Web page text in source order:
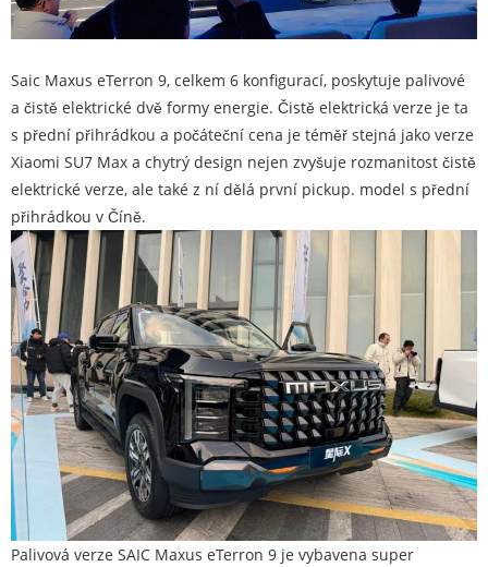
Saic Maxus eTerron 9, celkem 6 konfigurací, poskytuje palivové
a čistě elektrické dvě formy energie. Čistě elektrická verze je ta
s přední přihrádkou a počáteční cena je téměř stejná jako verze
Xiaomi SU7 Max a chytrý design nejen zvyšuje rozmanitost čistě
elektrické verze, ale také z ní dělá první pickup. model s přední
přihrádkou v Číně.
Palivová verze SAIC Maxus eTerron 9 je vybavena super